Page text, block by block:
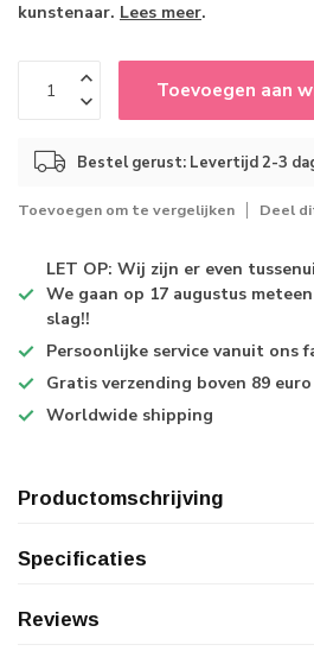
kunstenaar. Lees meer.
Toevoegen aan
Bestel gerust: Levertijd 2-3
Toevoegen om te vergelijken Deel
LET OP: Wij zijn er even
We gaan op 17 augustus
slag!!
Persoonlijke service vanuit ons
Gratis verzending boven 89
Worldwide shipping
Productomschrijving
Specificaties
Reviews